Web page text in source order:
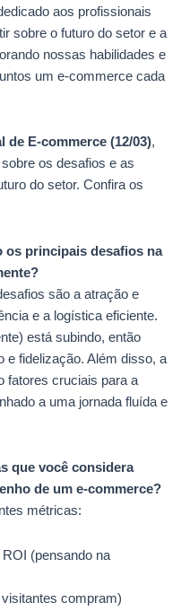
aos profissionais
sobre o futuro do setor e a
nossas habilidades e
um e-commerce cada
de E-commerce (12/03),
os desafios e as
do setor. Confira os
os principais desafios na
são a atração e
e a logística eficiente.
está subindo, então
e fidelização. Além disso, a
fatores cruciais para a
a uma jornada fluída e
que você considera
de um e-commerce?
métricas:
(pensando na
compram)